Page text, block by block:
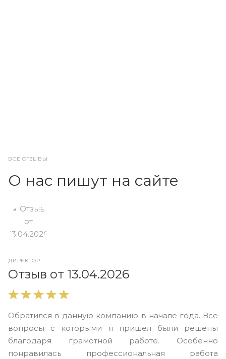
ВСЕ ОТЗЫВЫ
О нас пишут на сайте
ДИРЕКТОР
Отзыв от 13.04.2026
Обратился в данную компанию в начале года. Все
вопросы с которыми я пришел были решены
благодаря грамотной работе. Особенно
понравилась профессиональная работа